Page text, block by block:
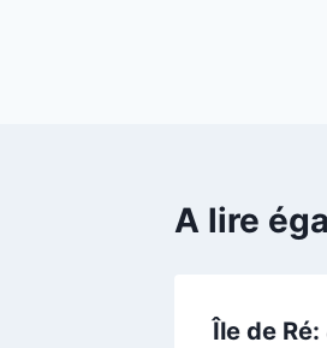
A lire
Île de